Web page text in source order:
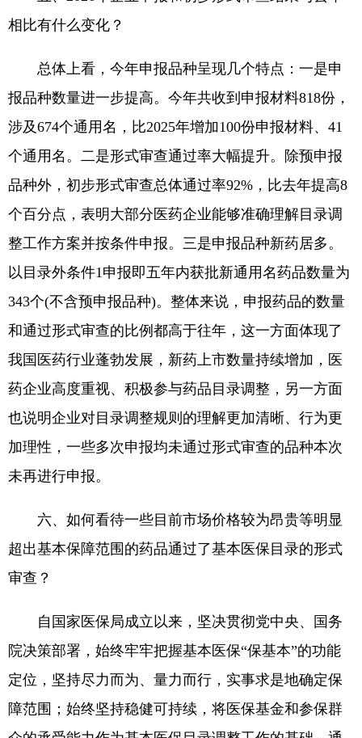
相比有什么变化？
总体上看，今年申报品种呈现几个特点：一是申
报品种数量进一步提高。今年共收到申报材料818份，
涉及674个通用名，比2025年增加100份申报材料、41
个通用名。二是形式审查通过率大幅提升。除预申报
品种外，初步形式审查总体通过率92%，比去年提高8
个百分点，表明大部分医药企业能够准确理解目录调
整工作方案并按条件申报。三是申报品种新药居多。
以目录外条件1申报即五年内获批新通用名药品数量为
343个(不含预申报品种)。整体来说，申报药品的数量
和通过形式审查的比例都高于往年，这一方面体现了
我国医药行业蓬勃发展，新药上市数量持续增加，医
药企业高度重视、积极参与药品目录调整，另一方面
也说明企业对目录调整规则的理解更加清晰、行为更
加理性，一些多次申报均未通过形式审查的品种本次
未再进行申报。
六、如何看待一些目前市场价格较为昂贵等明显
超出基本保障范围的药品通过了基本医保目录的形式
审查？
自国家医保局成立以来，坚决贯彻党中央、国务
院决策部署，始终牢牢把握基本医保“保基本”的功能
定位，坚持尽力而为、量力而行，实事求是地确定保
障范围；始终坚持稳健可持续，将医保基金和参保群